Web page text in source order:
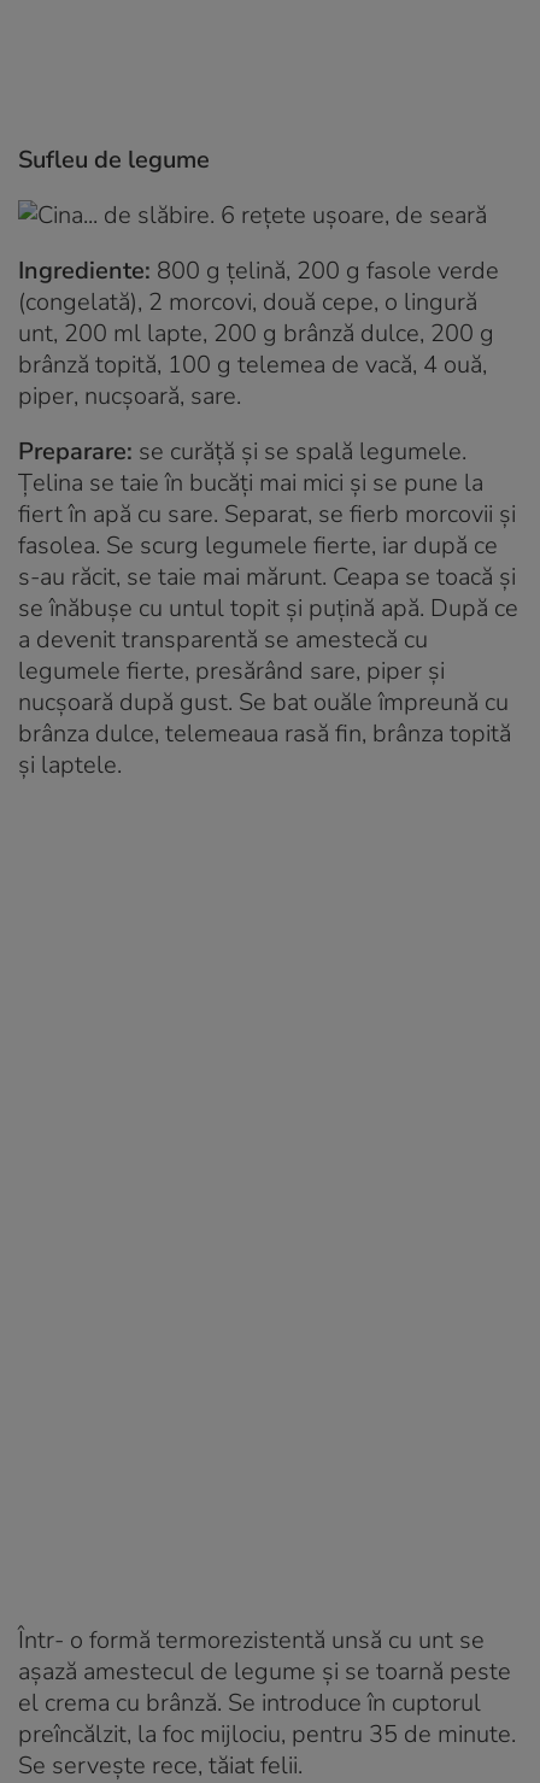
Sufleu de legume
Ingrediente: 800 g ţelină, 200 g fasole verde
(congelată), 2 morcovi, două cepe, o lingură
unt, 200 ml lapte, 200 g brânză dulce, 200 g
brânză topită, 100 g telemea de vacă, 4 ouă,
piper, nucşoară, sare.
Preparare: se curăţă şi se spală legumele.
Ţelina se taie în bucăţi mai mici şi se pune la
fiert în apă cu sare. Separat, se fierb morcovii şi
fasolea. Se scurg legumele fierte, iar după ce
s-au răcit, se taie mai mărunt. Ceapa se toacă şi
se înăbuşe cu untul topit şi puţină apă. După ce
a devenit transparentă se amestecă cu
legumele fierte, presărând sare, piper şi
nucşoară după gust. Se bat ouăle împreună cu
brânza dulce, telemeaua rasă fin, brânza topită
şi laptele.
Într- o formă termorezistentă unsă cu unt se
aşază amestecul de legume şi se toarnă peste
el crema cu brânză. Se introduce în cuptorul
preîncălzit, la foc mijlociu, pentru 35 de minute.
Se serveşte rece, tăiat felii.